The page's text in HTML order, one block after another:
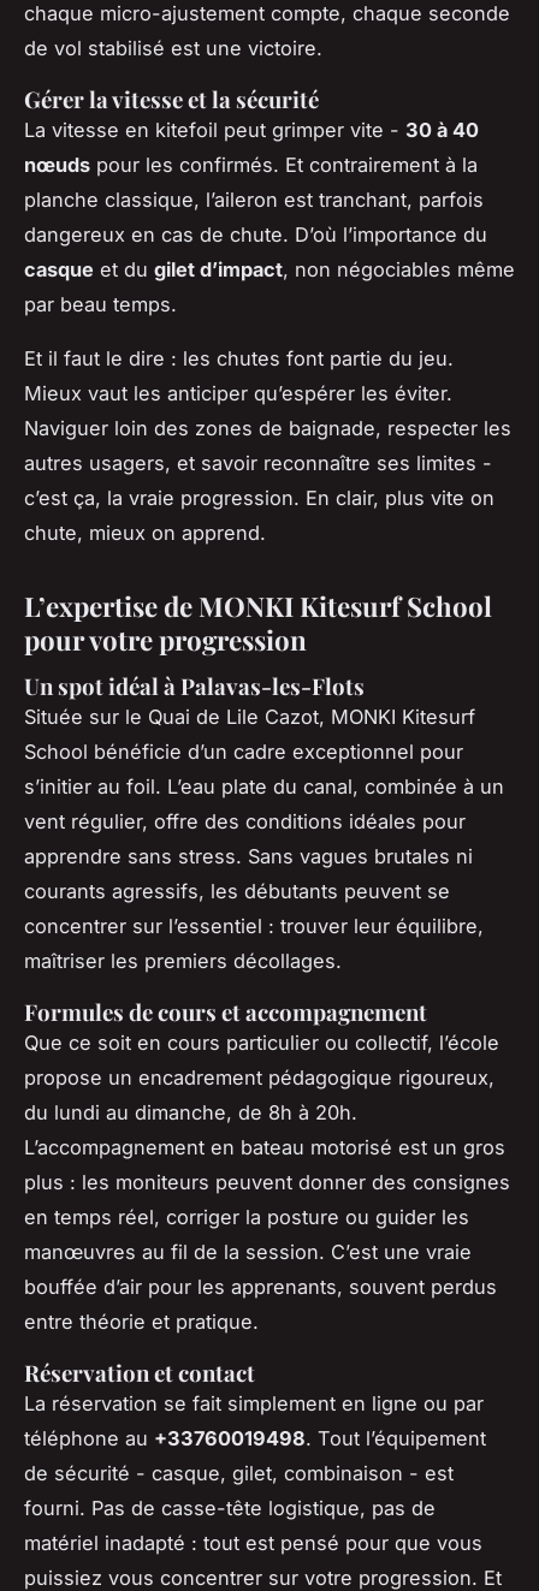
chaque micro-ajustement compte, chaque seconde
de vol stabilisé est une victoire.
Gérer la vitesse et la sécurité
La vitesse en kitefoil peut grimper vite - 30 à 40
nœuds pour les confirmés. Et contrairement à la
planche classique, l’aileron est tranchant, parfois
dangereux en cas de chute. D’où l’importance du
casque et du gilet d’impact, non négociables même
par beau temps.
Et il faut le dire : les chutes font partie du jeu.
Mieux vaut les anticiper qu’espérer les éviter.
Naviguer loin des zones de baignade, respecter les
autres usagers, et savoir reconnaître ses limites -
c’est ça, la vraie progression. En clair, plus vite on
chute, mieux on apprend.
L’expertise de MONKI Kitesurf School
pour votre progression
Un spot idéal à Palavas-les-Flots
Située sur le Quai de Lile Cazot, MONKI Kitesurf
School bénéficie d’un cadre exceptionnel pour
s’initier au foil. L’eau plate du canal, combinée à un
vent régulier, offre des conditions idéales pour
apprendre sans stress. Sans vagues brutales ni
courants agressifs, les débutants peuvent se
concentrer sur l’essentiel : trouver leur équilibre,
maîtriser les premiers décollages.
Formules de cours et accompagnement
Que ce soit en cours particulier ou collectif, l’école
propose un encadrement pédagogique rigoureux,
du lundi au dimanche, de 8h à 20h.
L’accompagnement en bateau motorisé est un gros
plus : les moniteurs peuvent donner des consignes
en temps réel, corriger la posture ou guider les
manœuvres au fil de la session. C’est une vraie
bouffée d’air pour les apprenants, souvent perdus
entre théorie et pratique.
Réservation et contact
La réservation se fait simplement en ligne ou par
téléphone au +33760019498. Tout l’équipement
de sécurité - casque, gilet, combinaison - est
fourni. Pas de casse-tête logistique, pas de
matériel inadapté : tout est pensé pour que vous
puissiez vous concentrer sur votre progression. Et